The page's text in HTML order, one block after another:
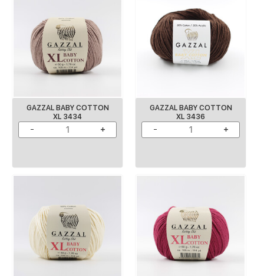
GAZZAL BABY COTTON
XL 3434
GAZZAL BABY COTTON
XL 3436